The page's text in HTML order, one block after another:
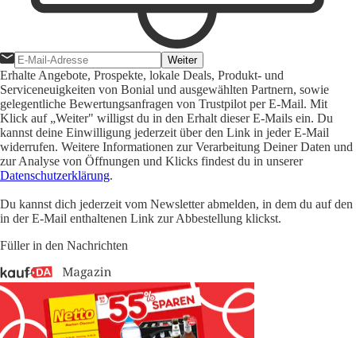
Weiter
Erhalte Angebote, Prospekte, lokale Deals, Produkt- und
Serviceneuigkeiten von Bonial und ausgewählten Partnern, sowie
gelegentliche Bewertungsanfragen von Trustpilot per E-Mail. Mit
Klick auf „Weiter" willigst du in den Erhalt dieser E-Mails ein. Du
kannst deine Einwilligung jederzeit über den Link in jeder E-Mail
widerrufen. Weitere Informationen zur Verarbeitung Deiner Daten und
zur Analyse von Öffnungen und Klicks findest du in unserer
Datenschutzerklärung.
Du kannst dich jederzeit vom Newsletter abmelden, in dem du auf den
in der E-Mail enthaltenen Link zur Abbestellung klickst.
Füller in den Nachrichten